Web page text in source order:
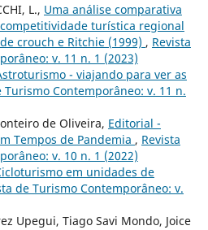
L., Uma análise comparativa
turística regional
crouch e Ritchie (1999) , Revista
v. 11 n. 1 (2023)
- viajando para ver as
Turismo Contemporâneo: v. 11 n.
de Oliveira, Editorial -
Tempos de Pandemia , Revista
v. 10 n. 1 (2022)
em unidades de
de Turismo Contemporâneo: v.
Upegui, Tiago Savi Mondo, Joice